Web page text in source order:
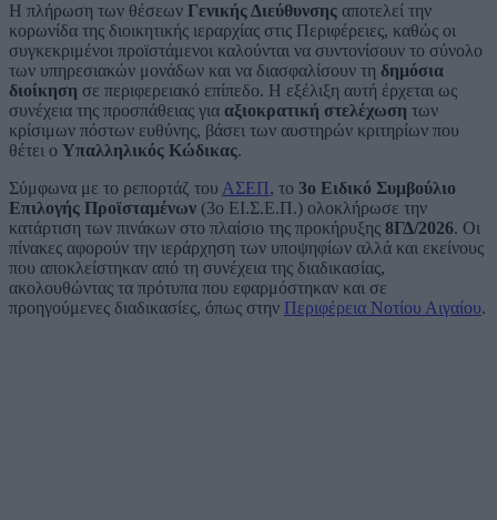
Η πλήρωση των θέσεων Γενικής Διεύθυνσης αποτελεί την
κορωνίδα της διοικητικής ιεραρχίας στις Περιφέρειες, καθώς οι
συγκεκριμένοι προϊστάμενοι καλούνται να συντονίσουν το σύνολο
των υπηρεσιακών μονάδων και να διασφαλίσουν τη δημόσια
διοίκηση σε περιφερειακό επίπεδο. Η εξέλιξη αυτή έρχεται ως
συνέχεια της προσπάθειας για αξιοκρατική στελέχωση των
κρίσιμων πόστων ευθύνης, βάσει των αυστηρών κριτηρίων που
θέτει ο Υπαλληλικός Κώδικας.
Σύμφωνα με το ρεπορτάζ του ΑΣΕΠ, το 3ο Ειδικό Συμβούλιο
Επιλογής Προϊσταμένων (3ο ΕΙ.Σ.Ε.Π.) ολοκλήρωσε την
κατάρτιση των πινάκων στο πλαίσιο της προκήρυξης 8ΓΔ/2026. Οι
πίνακες αφορούν την ιεράρχηση των υποψηφίων αλλά και εκείνους
που αποκλείστηκαν από τη συνέχεια της διαδικασίας,
ακολουθώντας τα πρότυπα που εφαρμόστηκαν και σε
προηγούμενες διαδικασίες, όπως στην Περιφέρεια Νοτίου Αιγαίου.